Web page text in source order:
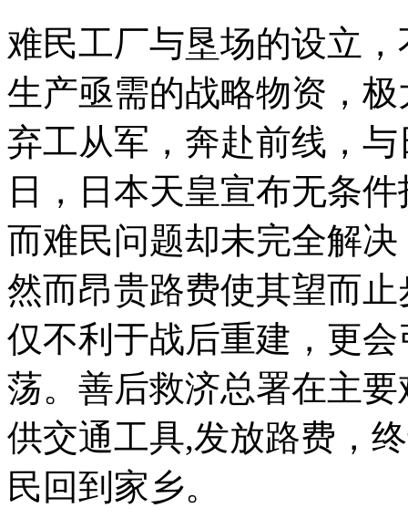
难民工厂与垦场的设立
生产亟需的战略物资，
弃工从军，奔赴前线，
日，日本天皇宣布无条
而难民问题却未完全解
然而昂贵路费使其望而
仅不利于战后重建，更
荡。善后救济总署在主
供交通工具,发放路费，
民回到家乡。